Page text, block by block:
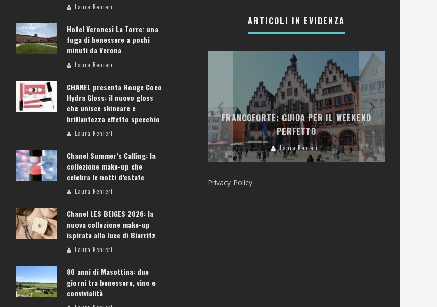
Laura Renieri
Hotel Veronesi La Torre: una
fuga di benessere a pochi
minuti da Verona
Laura Renieri
CHANEL presenta Rouge Coco
Hydra Gloss: il nuovo gloss
che unisce skincare e
brillantezza effetto specchio
Laura Renieri
Chanel Summer’s Calling: la
collezione make-up che
celebra le notti d’estate
Laura Renieri
Chanel LES BEIGES 2026: la
nuova collezione make-up
ispirata alla luce di Biarritz
Laura Renieri
80 anni di Masottina: due
giorni tra benessere, vino e
convivialità
ARTICOLI IN EVIDENZA
ATENE: GUIDA PER IL WEEKEND PERFETTO
FRANCOFORTE: GUIDA PER IL WEEKEND
PERFETTO
Laura Renieri
Privacy Policy